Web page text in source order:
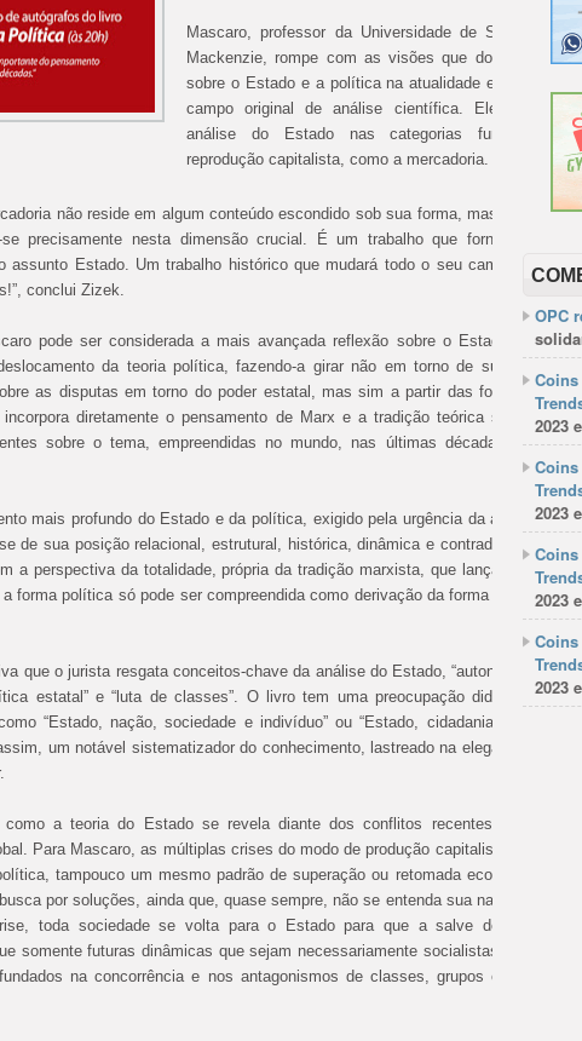
Mascaro, professor da Universidade de São Paulo e
Mackenzie, rompe com as visões que dominam a
sobre o Estado e a política na atualidade e estabelece
campo original de análise científica. Ele sustenta
análise do Estado nas categorias fundamentais
reprodução capitalista, como a mercadoria.
não reside em algum conteúdo escondido sob sua forma, mas em sua
precisamente nesta dimensão crucial. É um trabalho que fornece a
assunto Estado. Um trabalho histórico que mudará todo o seu campo de
conclui Zizek.
pode ser considerada a mais avançada reflexão sobre o Estado
da teoria política, fazendo-a girar não em torno de suas
as disputas em torno do poder estatal, mas sim a partir das formas
diretamente o pensamento de Marx e a tradição teórica sobre o
sobre o tema, empreendidas no mundo, nas últimas décadas, por
mais profundo do Estado e da política, exigido pela urgência da atual
de sua posição relacional, estrutural, histórica, dinâmica e contraditória no todo
a perspectiva da totalidade, própria da tradição marxista, que lança as bases
forma política só pode ser compreendida como derivação da forma mercadoria,
que o jurista resgata conceitos-chave da análise do Estado, “autonomia
estatal” e “luta de classes”. O livro tem uma preocupação didática, que
“Estado, nação, sociedade e indivíduo” ou “Estado, cidadania e
um notável sistematizador do conhecimento, lastreado na elegância de
a teoria do Estado se revela diante dos conflitos recentes, gerados
Para Mascaro, as múltiplas crises do modo de produção capitalista não
tampouco um mesmo padrão de superação ou retomada econômica. Mas
por soluções, ainda que, quase sempre, não se entenda sua natureza
toda sociedade se volta para o Estado para que a salve de suas
somente futuras dinâmicas que sejam necessariamente socialistas podem
na concorrência e nos antagonismos de classes, grupos e indivíduos.
OPC
2023
2023
2023
2023